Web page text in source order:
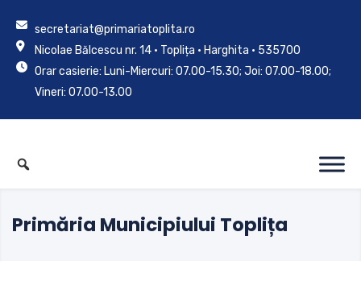
secretariat@primariatoplita.ro
Nicolae Bălcescu nr. 14 • Toplița • Harghita • 535700
Orar casierie: Luni-Miercuri: 07.00-15.30; Joi: 07.00-18.00;
Vineri: 07.00-13.00
Primăria Municipiului Toplița